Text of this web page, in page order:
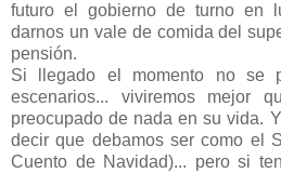
futuro el gobierno de turno en
darnos un vale de comida del
pensión.
Si llegado el momento no se
escenarios... viviremos mejor
preocupado de nada en su vida.
decir que debamos ser como el
Cuento de Navidad)... pero si